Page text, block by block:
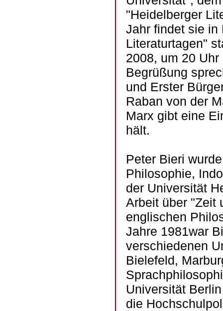
"Heidelberger
Jahr findet sie in
Literaturtagen"
2008, um 20
Begrüßung
und Erster
Raban von der
Marx gibt eine
hält.
Peter Bieri
Philosophie,
der Universität
Arbeit über "Zeit
englischen
Jahre 1981war
verschiedenen
Bielefeld,
Universität
die